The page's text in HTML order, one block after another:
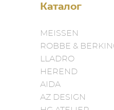
Каталог
MEISSEN
ROBBE &
LLADRO
HEREND
AIDA
AZ DESIGN